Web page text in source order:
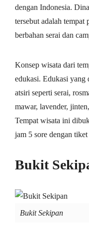
dengan Indonesia.
tersebut adalah
berbahan serai dan
Konsep wisata dari
edukasi. Edukasi yang
atsiri seperti serai,
mawar, lavender,
Tempat wisata ini
jam 5 sore dengan
Bukit
Bukit Sekipan